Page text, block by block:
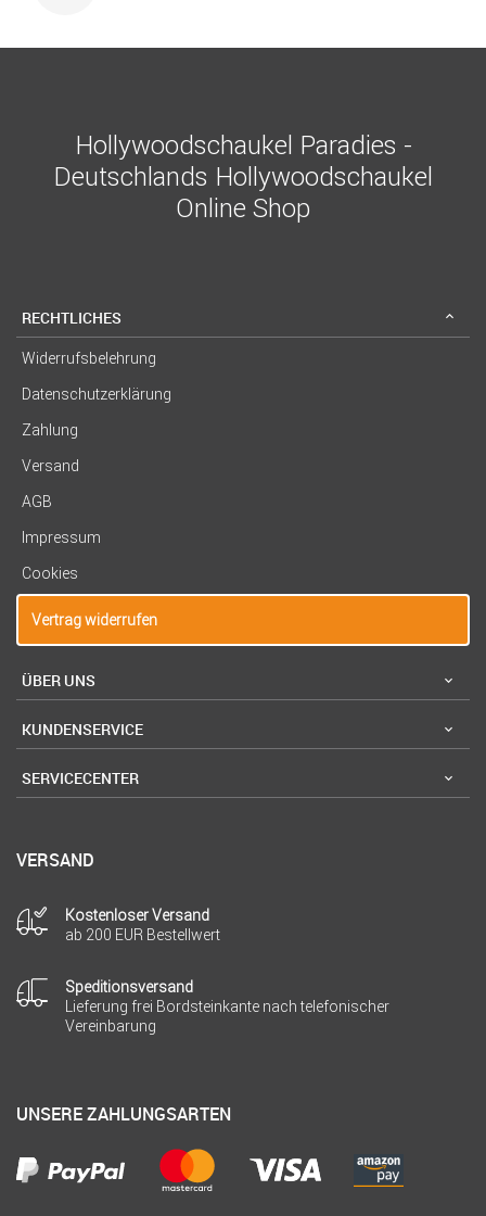
Hollywoodschaukel Paradies -
Deutschlands Hollywoodschaukel
Online Shop
RECHTLICHES
Widerrufsbelehrung
Datenschutzerklärung
Zahlung
Versand
AGB
Impressum
Cookies
Vertrag widerrufen
ÜBER UNS
KUNDENSERVICE
SERVICECENTER
VERSAND
Kostenloser Versand
ab 200 EUR Bestellwert
Speditionsversand
Lieferung frei Bordsteinkante nach telefonischer
Vereinbarung
UNSERE ZAHLUNGSARTEN